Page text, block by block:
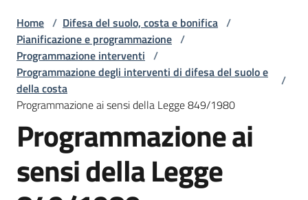
bonifica
Pianificazione
e
programmazione
Temi
Home / Difesa del suolo, costa e bonifica /
Pianificazione e programmazione /
Programmazione interventi /
Programmazione degli interventi di difesa del suolo e
della costa
/
Programmazione ai sensi della Legge 849/1980
Programmazione ai
sensi della Legge